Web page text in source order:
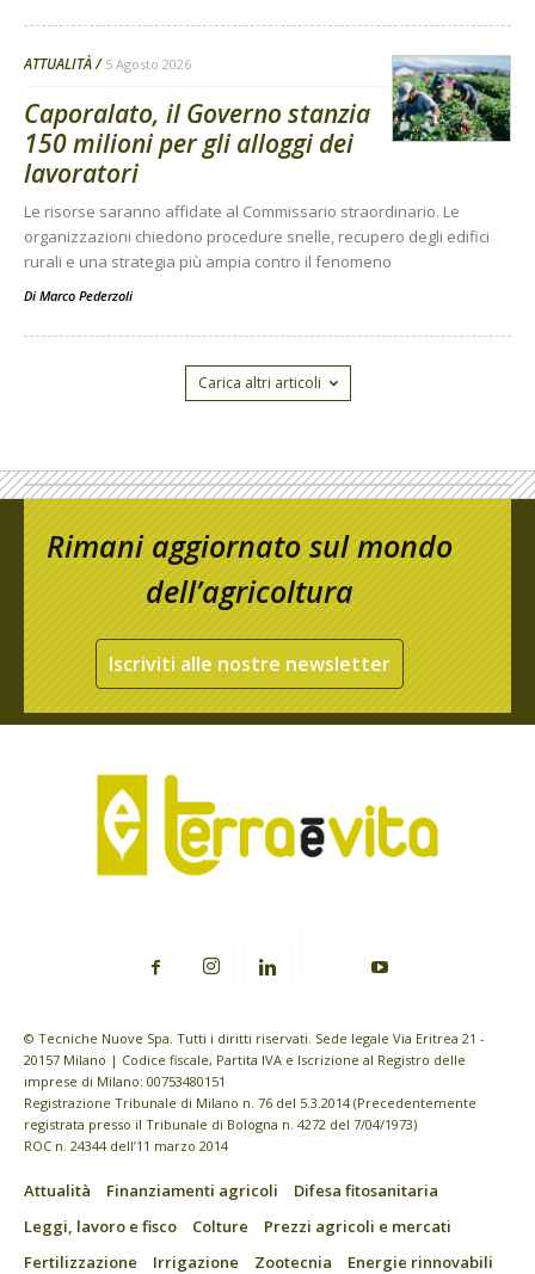
ATTUALITÀ 5 Agosto 2026
Caporalato, il Governo stanzia
150 milioni per gli alloggi dei
lavoratori
Le risorse saranno affidate al Commissario straordinario. Le
organizzazioni chiedono procedure snelle, recupero degli edifici
rurali e una strategia più ampia contro il fenomeno
Di Marco Pederzoli
Carica altri articoli
Rimani aggiornato sul mondo
dell’agricoltura
Iscriviti alle nostre newsletter
© Tecniche Nuove Spa. Tutti i diritti riservati. Sede legale Via Eritrea 21 -
20157 Milano | Codice fiscale, Partita IVA e Iscrizione al Registro delle
imprese di Milano: 00753480151
Registrazione Tribunale di Milano n. 76 del 5.3.2014 (Precedentemente
registrata presso il Tribunale di Bologna n. 4272 del 7/04/1973)
ROC n. 24344 dell’11 marzo 2014
Attualità Finanziamenti agricoli
Difesa fitosanitaria
Leggi, lavoro e fisco
Colture
Prezzi agricoli e mercati
Fertilizzazione
Irrigazione Zootecnia
Energie rinnovabili